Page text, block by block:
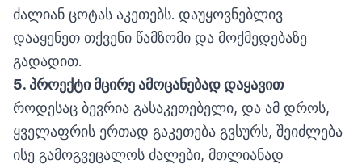
ძალიან ცოტას აკეთებს. დაუყოვნებლივ
დააყენეთ თქვენი წამზომი და მოქმედებაზე
გადადით.
5. პროექტი მცირე ამოცანებად დაყავით
როდესაც ბევრია გასაკეთებელი, და ამ დროს,
ყველაფრის ერთად გაკეთება გვსურს, შეიძლება
ისე გამოგვეცალოს ძალები, მთლიანად